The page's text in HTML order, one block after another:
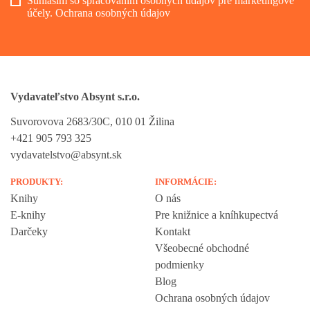
účely. Ochrana osobných údajov
Vydavateľstvo Absynt s.r.o.
Suvorovova 2683/30C, 010 01 Žilina
+421 905 793 325
vydavatelstvo@absynt.sk
PRODUKTY:
Knihy
E-knihy
Darčeky
INFORMÁCIE:
O nás
Pre knižnice a kníhkupectvá
Kontakt
Všeobecné obchodné
podmienky
Blog
Ochrana osobných údajov